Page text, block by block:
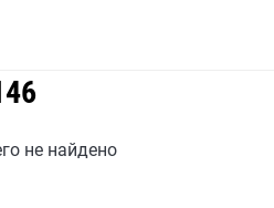
не найдено